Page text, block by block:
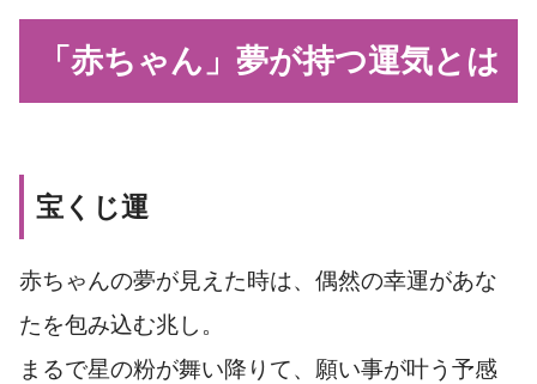
「赤ちゃん」夢が持つ運気とは
宝くじ運
赤ちゃんの夢が見えた時は、偶然の幸運があな
たを包み込む兆し。
まるで星の粉が舞い降りて、願い事が叶う予感